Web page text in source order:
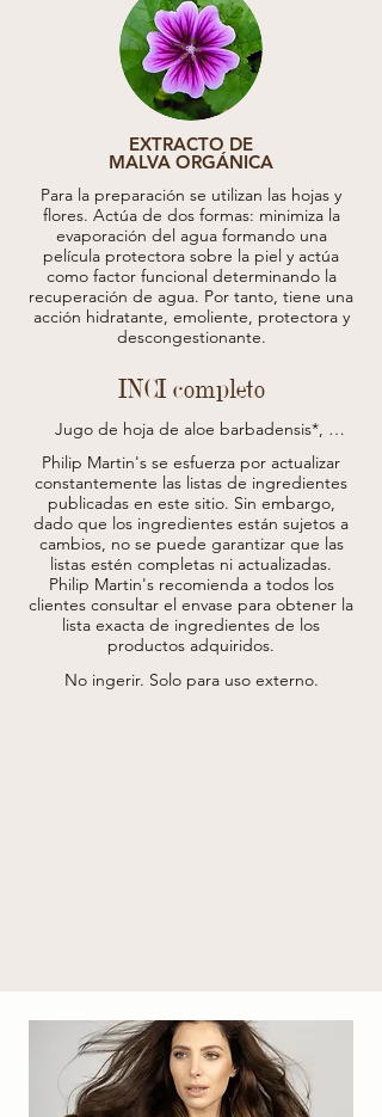
EXTRACTO DE
MALVA ORGÁNICA
Para la preparación se utilizan las hojas y
flores. Actúa de dos formas: minimiza la
evaporación del agua formando una
película protectora sobre la piel y actúa
como factor funcional determinando la
recuperación de agua. Por tanto, tiene una
acción hidratante, emoliente, protectora y
descongestionante.
INCI completo
Jugo de hoja de aloe barbadensis*,
de arctiumiappa, agua de flor de rosa
centifolia, extracto de hoja de malva
sylvestris (malva), saccharomyces/fermento
de magnesio, saccharomyces/fermento de
cobre, saccharomyces/fermento de hierro,
saccharomyces/fermento de silicio,
saccharomyces/ fermento de zinc, extracto
de jania rubens, hialuronato de sodio,
fragancia, glicerina, etilhexilglicerina, alcohol
bencílico, caprato de poliglicerilo-4,
glutamatodiacetato tetrasódico, sorbato de
potasio, fenoxietanol.
* procedente de agricultura ecológica
Philip Martin's se esfuerza por actualizar
constantemente las listas de ingredientes
publicadas en este sitio. Sin embargo,
dado que los ingredientes están sujetos a
cambios, no se puede garantizar que las
listas estén completas ni actualizadas.
Philip Martin's recomienda a todos los
clientes consultar el envase para obtener la
lista exacta de ingredientes de los
productos adquiridos.
No ingerir. Solo para uso externo.